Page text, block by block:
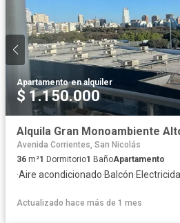
Apartamento·en alquiler
$ 1.150.000
Avenida Corrientes, San Nicolás
36 m²1 Dormitorio1 BañoApartamento
·Aire acondicionado·Balcón·
Actualizado hace más de 1 mes